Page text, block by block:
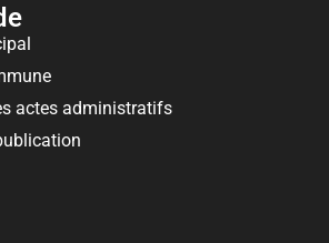
actes administratifs